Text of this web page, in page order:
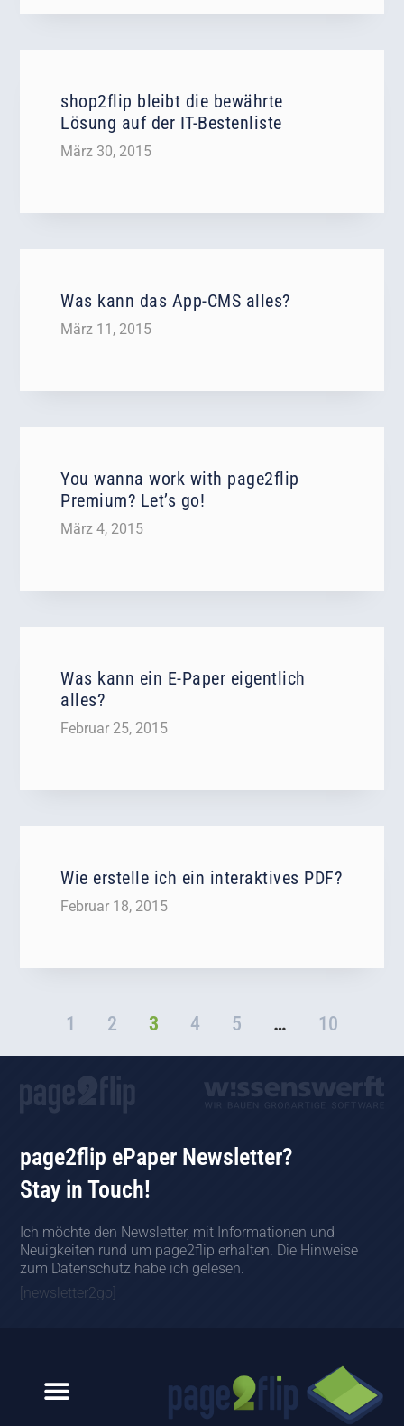
shop2flip bleibt die bewährte
Lösung auf der IT-Bestenliste
März 30, 2015
Was kann das App-CMS alles?
März 11, 2015
You wanna work with page2flip
Premium? Let’s go!
März 4, 2015
Was kann ein E-Paper eigentlich
alles?
Februar 25, 2015
Wie erstelle ich ein interaktives PDF?
Februar 18, 2015
1 2 3 4 5 … 10
page2flip ePaper Newsletter?
Stay in Touch!
Ich möchte den Newsletter, mit Informationen und
Neuigkeiten rund um page2flip erhalten. Die Hinweise
zum Datenschutz habe ich gelesen.
[newsletter2go]